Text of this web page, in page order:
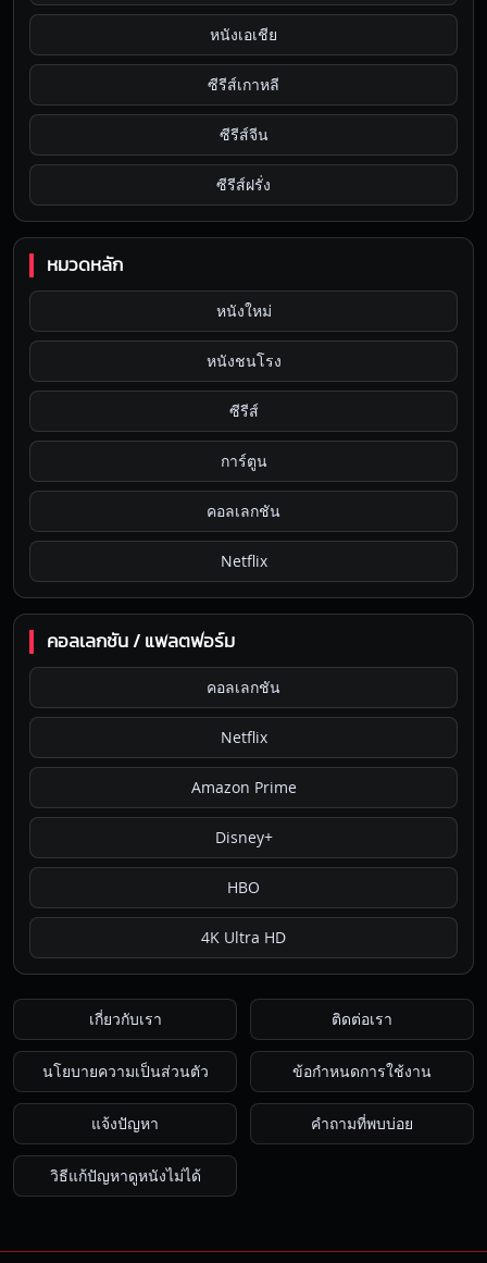
หนังเอเชีย
ซีรีส์เกาหลี
ซีรีส์จีน
ซีรีส์ฝรั่ง
หมวดหลัก
หนังใหม่
หนังชนโรง
ซีรีส์
การ์ตูน
คอลเลกชัน
Netflix
คอลเลกชัน / แพลตฟอร์ม
คอลเลกชัน
Netflix
Amazon Prime
Disney+
HBO
4K Ultra HD
เกี่ยวกับเรา ติดต่อเรา
นโยบายความเป็นส่วนตัว ข้อกำหนดการใช้งาน
แจ้งปัญหา คำถามที่พบบ่อย
วิธีแก้ปัญหาดูหนังไม่ได้